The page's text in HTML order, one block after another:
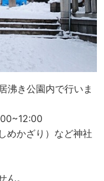
沸き公園内で行いま
めかざり）など神社
。